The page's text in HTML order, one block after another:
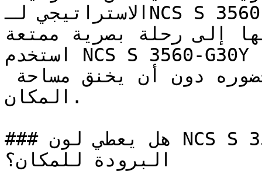
الاستراتيجي لـNCS S 3560-G30Y — مما يحول المرور
إلى رحلة بصرية ممتعة.
استخدم NCS S 3560-G30Y في الغرف المدمجة ذات الإضاءة
المكان.
### هل يعطي لون NCS S 3560-G30Y إحساساً بالدفء أم
البرودة للمكان؟